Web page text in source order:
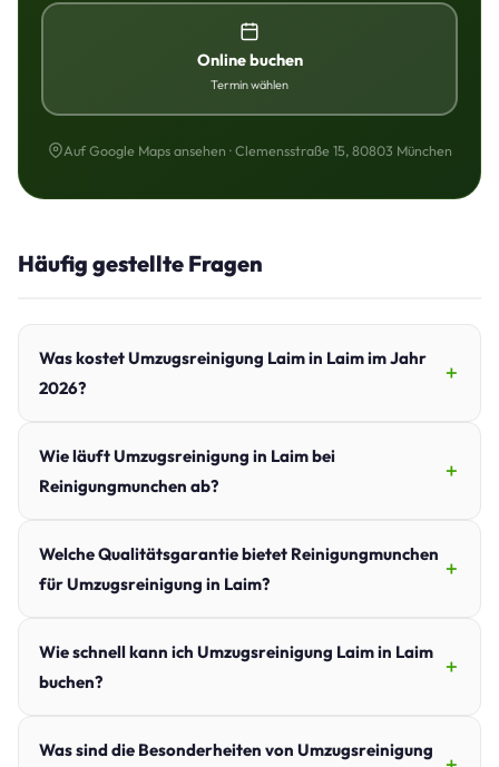
Online buchen
Termin wählen
Auf Google Maps ansehen · Clemensstraße 15, 80803 München
Häufig gestellte Fragen
Was kostet Umzugsreinigung Laim in Laim im Jahr
2026?
Wie läuft Umzugsreinigung in Laim bei
Reinigungmunchen ab?
Welche Qualitätsgarantie bietet Reinigungmunchen
für Umzugsreinigung in Laim?
Wie schnell kann ich Umzugsreinigung Laim in Laim
buchen?
Was sind die Besonderheiten von Umzugsreinigung